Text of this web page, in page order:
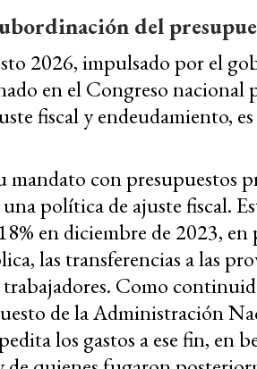
del
2026, impulsado por el
en el Congreso nacional
fiscal y endeudamiento,
mandato con presupuestos
política de ajuste fiscal.
en diciembre de 2023,
las transferencias a las
Como
de la Administración
los gastos a ese fin, en